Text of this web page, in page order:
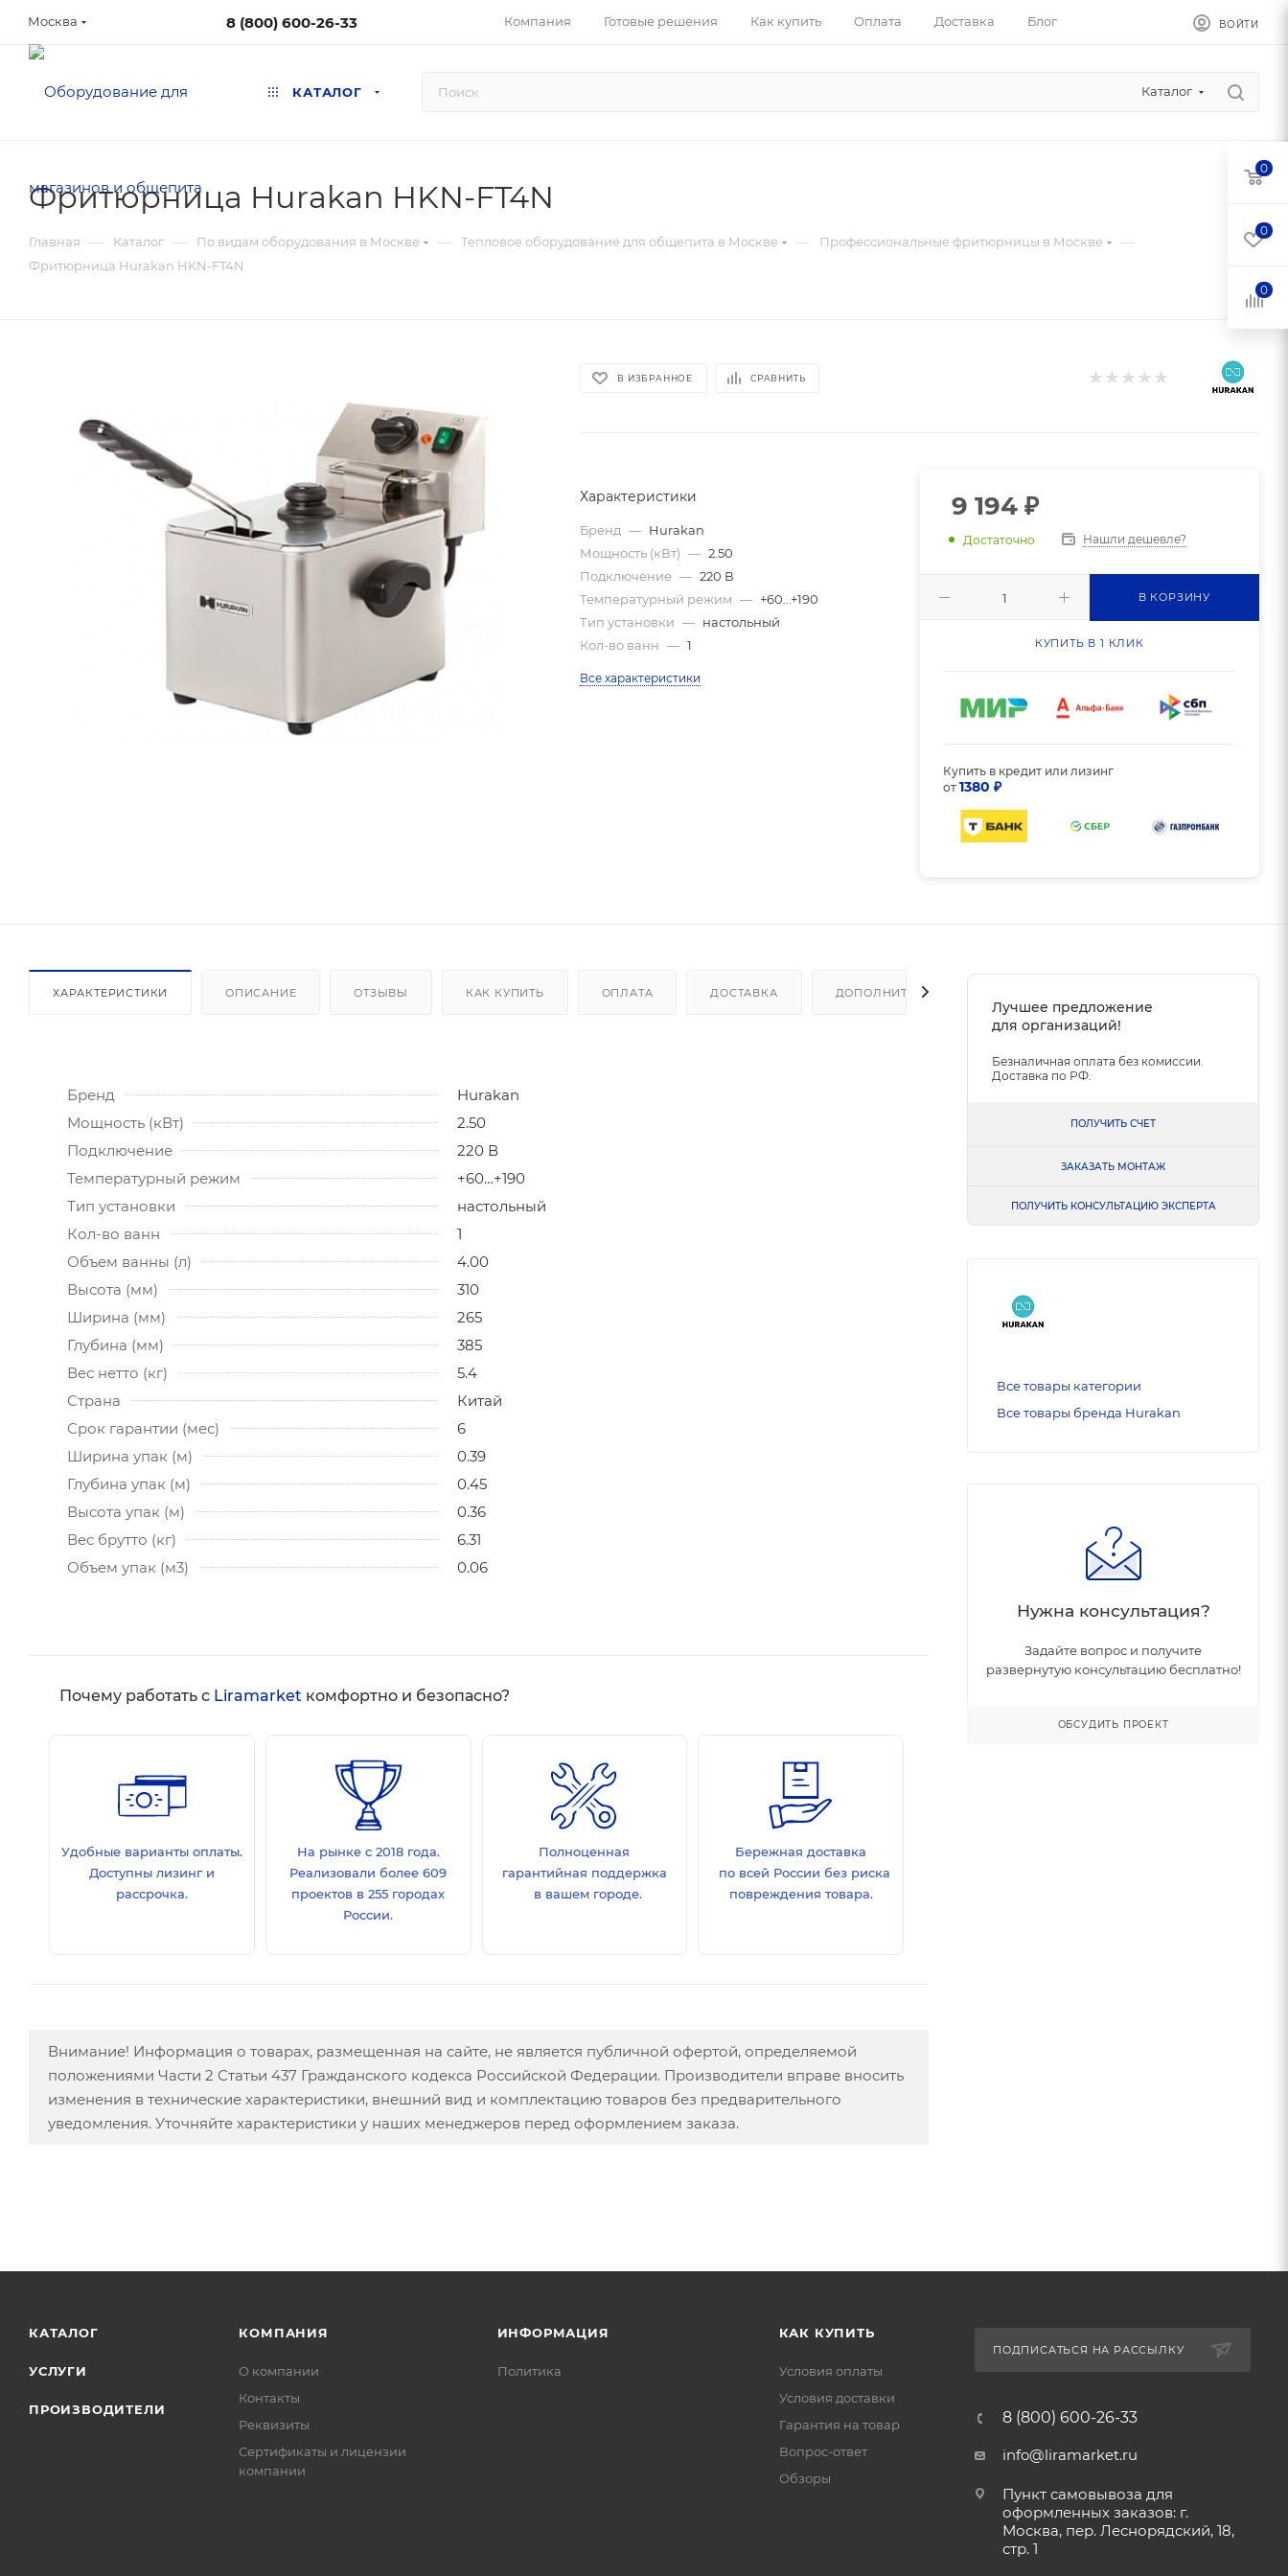
Москва 8 (800) 600-26-33 Компания Готовые решения Как купить Оплата Доставка Блог ВОЙТИ
КАТАЛОГ Каталог
Фритюрница Hurakan HKN-FT4N
Главная — Каталог — По видам оборудования в Москве — Тепловое оборудование для общепита в Москве — Профессиональные фритюрницы в Москве —
Фритюрница Hurakan HKN-FT4N
В ИЗБРАННОЕ СРАВНИТЬ
Характеристики
Бренд — Hurakan
Мощность (кВт) — 2.50
Подключение — 220 В
Температурный режим — +60…+190
Тип установки — настольный
Кол-во ванн — 1
Все характеристики
9 194₽
Достаточно Нашли дешевле?
В КОРЗИНУ
КУПИТЬ В 1 КЛИК
Купить в кредит или лизинг
от1380 ₽
ХАРАКТЕРИСТИКИ ОПИСАНИЕ ОТЗЫВЫ КАК КУПИТЬ ОПЛАТА ДОСТАВКА ДОПОЛНИТЕЛЬНО
Бренд
Hurakan
Мощность (кВт)
2.50
Подключение
220 В
Температурный режим
+60…+190
Тип установки
настольный
Кол-во ванн
1
Объем ванны (л)
4.00
Высота (мм)
310
Ширина (мм)
265
Глубина (мм)
385
Вес нетто (кг)
5.4
Страна
Китай
Срок гарантии (мес)
6
Ширина упак (м)
0.39
Глубина упак (м)
0.45
Высота упак (м)
0.36
Вес брутто (кг)
6.31
Объем упак (м3)
0.06
Почему работать с Liramarket комфортно и безопасно?
Удобные варианты оплаты.
Доступны лизинг и
рассрочка.
На рынке с 2018 года.
Реализовали более 609
проектов в 255 городах
России.
Полноценная
гарантийная поддержка
в вашем городе.
Бережная доставка
по всей России без риска
повреждения товара.
Внимание! Информация о товарах, размещенная на сайте, не является публичной офертой, определяемой
положениями Части 2 Статьи 437 Гражданского кодекса Российской Федерации. Производители вправе вносить
изменения в технические характеристики, внешний вид и комплектацию товаров без предварительного
уведомления. Уточняйте характеристики у наших менеджеров перед оформлением заказа.
Лучшее предложение
для организаций!
Безналичная оплата без комиссии.
Доставка по РФ.
ПОЛУЧИТЬ СЧЕТ
ЗАКАЗАТЬ МОНТАЖ
ПОЛУЧИТЬ КОНСУЛЬТАЦИЮ ЭКСПЕРТА
Все товары категории
Все товары бренда Hurakan
Нужна консультация?
Задайте вопрос и получите
развернутую консультацию бесплатно!
ОБСУДИТЬ ПРОЕКТ
КАТАЛОГ
УСЛУГИ
ПРОИЗВОДИТЕЛИ
КОМПАНИЯ
О компании
Контакты
Реквизиты
Сертификаты и лицензии
компании
ИНФОРМАЦИЯ
Политика
КАК КУПИТЬ
Условия оплаты
Условия доставки
Гарантия на товар
Вопрос-ответ
Обзоры
ПОДПИСАТЬСЯ НА РАССЫЛКУ
8 (800) 600-26-33
info@liramarket.ru
Пункт самовывоза для
оформленных заказов: г.
Москва, пер. Леснорядский, 18,
стр. 1
0
0
0